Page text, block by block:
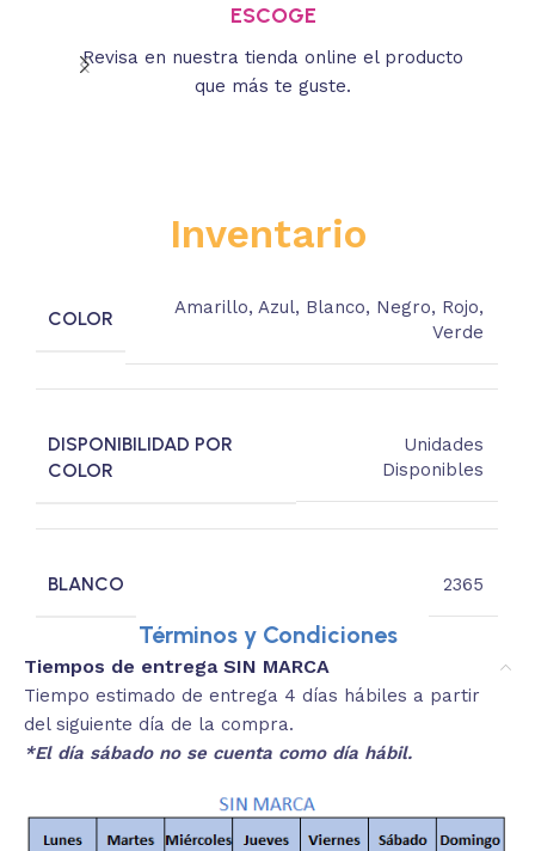
ESCOGE
Revisa en nuestra tienda online el producto
que más te guste.
Inventario
COLOR
Amarillo, Azul, Blanco, Negro, Rojo,
Verde
DISPONIBILIDAD POR
COLOR
Unidades
Disponibles
BLANCO 2365
Términos y Condiciones
Tiempos de entrega SIN MARCA
Tiempo estimado de entrega 4 días hábiles a partir
del siguiente día de la compra.
*El día sábado no se cuenta como día hábil.